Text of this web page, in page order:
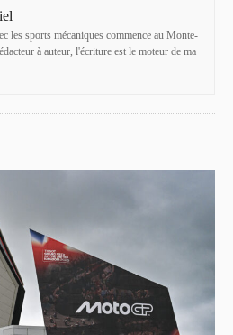
les sports mécaniques commence au Monte-
à auteur, l'écriture est le moteur de ma